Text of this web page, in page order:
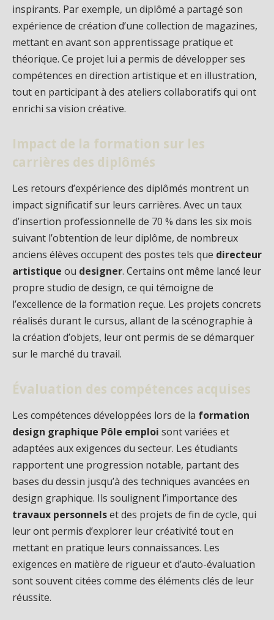
inspirants. Par exemple, un diplômé a partagé son
expérience de création d’une collection de magazines,
mettant en avant son apprentissage pratique et
théorique. Ce projet lui a permis de développer ses
compétences en direction artistique et en illustration,
tout en participant à des ateliers collaboratifs qui ont
enrichi sa vision créative.
Impact de la formation sur les
carrières des diplômés
Les retours d’expérience des diplômés montrent un
impact significatif sur leurs carrières. Avec un taux
d’insertion professionnelle de 70 % dans les six mois
suivant l’obtention de leur diplôme, de nombreux
anciens élèves occupent des postes tels que directeur
artistique ou designer. Certains ont même lancé leur
propre studio de design, ce qui témoigne de
l’excellence de la formation reçue. Les projets concrets
réalisés durant le cursus, allant de la scénographie à
la création d’objets, leur ont permis de se démarquer
sur le marché du travail.
Évaluation des compétences acquises
Les compétences développées lors de la formation
design graphique Pôle emploi sont variées et
adaptées aux exigences du secteur. Les étudiants
rapportent une progression notable, partant des
bases du dessin jusqu’à des techniques avancées en
design graphique. Ils soulignent l’importance des
travaux personnelset des projets de fin de cycle, qui
leur ont permis d’explorer leur créativité tout en
mettant en pratique leurs connaissances. Les
exigences en matière de rigueur et d’auto-évaluation
sont souvent citées comme des éléments clés de leur
réussite.